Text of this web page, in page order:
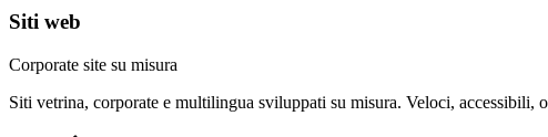
Siti web
Corporate site su misura
Siti vetrina, corporate e multilingua sviluppati su misura. Veloci, accessibili,